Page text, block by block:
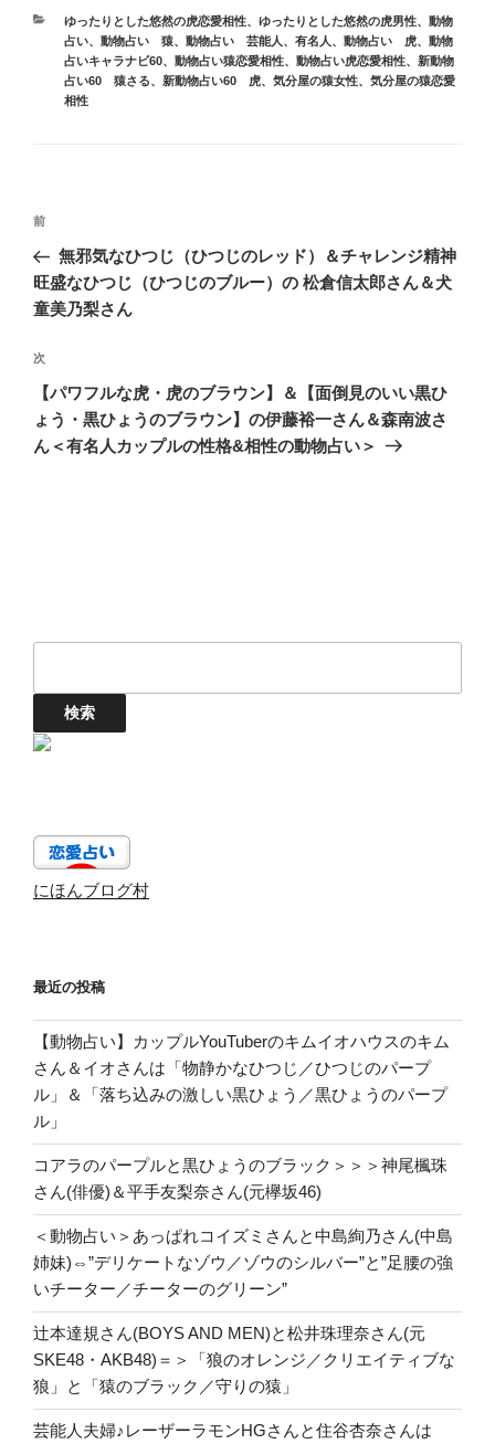
カ
テ
ゴ
リ
ー
ゆったりとした悠然の虎恋愛相性、 ゆったりとした悠然の虎男性、 動物
占い、 動物占い 猿、 動物占い 芸能人、有名人 、 動物占い 虎、 動物
占いキャラナビ60、 動物占い猿恋愛相性、 動物占い虎恋愛相性、 新動物
占い60 猿さる、 新動物占い60 虎、 気分屋の猿女性、 気分屋の猿恋愛
相性
投
ナ
ビ
ー
シ
ョ
ン
前
の
投
稿
前
無邪気なひつじ（ひつじのレッド）＆チャレンジ精神
旺盛なひつじ（ひつじのブルー）の 松倉信太郎さん＆犬
童美乃梨さん
次
の
投
稿
次
【パワフルな虎・虎のブラウン】＆【面倒見のいい黒ひ
ょう・黒ひょうのブラウン】の伊藤裕一さん＆森南波さ
ん＜有名人カップルの性格&相性の動物占い＞
にほんブログ村
最近の投稿
【動物占い】カップルYouTuberのキムイオハウスのキム
さん＆イオさんは「物静かなひつじ／ひつじのパープ
ル」＆「落ち込みの激しい黒ひょう／黒ひょうのパープ
ル」
コアラのパープルと黒ひょうのブラック＞＞＞神尾楓珠
さん(俳優)＆平手友梨奈さん(元欅坂46)
＜動物占い＞あっぱれコイズミさんと中島絢乃さん(中島
姉妹)⇔”デリケートなゾウ／ゾウのシルバー”と”足腰の強
いチーター／チーターのグリーン”
辻本達規さん(BOYS AND MEN)と松井珠理奈さん(元
SKE48・AKB48)＝＞「狼のオレンジ／クリエイティブな
狼」と「猿のブラック／守りの猿」
芸能人夫婦♪レーザーラモンHGさんと住谷杏奈さんは